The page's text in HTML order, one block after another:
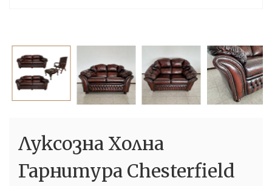
Луксозна Холна
Гарнитура Chesterfield